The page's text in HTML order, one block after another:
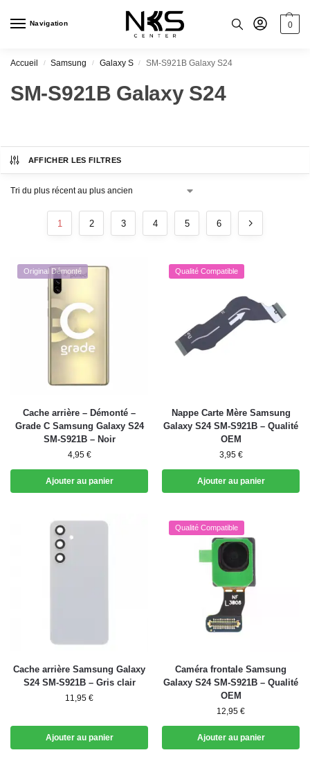
Navigation 0
Accueil / Samsung / Galaxy S / SM-S921B Galaxy S24
SM-S921B Galaxy S24
AFFICHER LES FILTRES
1 2 3 4 5 6
Original Démonté
Cache arrière – Démonté –
Grade C Samsung Galaxy S24
SM-S921B – Noir
4,95 €
Ajouter au panier
Qualité Compatible
Nappe Carte Mère Samsung
Galaxy S24 SM-S921B – Qualité
OEM
3,95 €
Ajouter au panier
Cache arrière Samsung Galaxy
S24 SM-S921B – Gris clair
11,95 €
Ajouter au panier
Qualité Compatible
Caméra frontale Samsung
Galaxy S24 SM-S921B – Qualité
OEM
12,95 €
Ajouter au panier